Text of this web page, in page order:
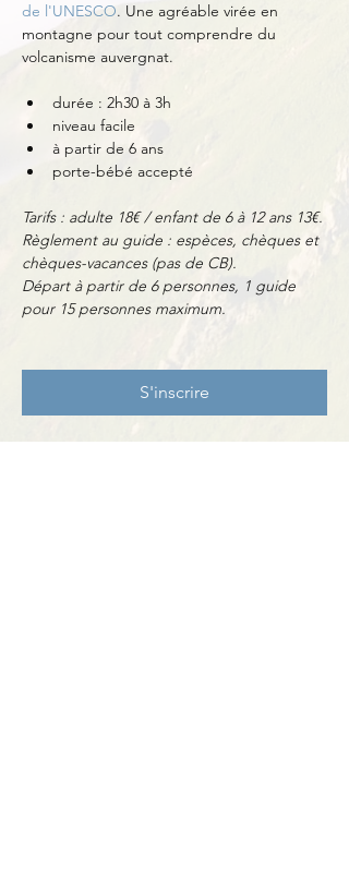
de l'UNESCO. Une agréable virée en
montagne pour tout comprendre du
volcanisme auvergnat.
durée : 2h30 à 3h
niveau facile
à partir de 6 ans
porte-bébé accepté
Tarifs : adulte 18€ / enfant de 6 à 12 ans 13€.
Règlement au guide : espèces, chèques et
chèques-vacances (pas de CB).
Départ à partir de 6 personnes, 1 guide
pour 15 personnes maximum.
S'inscrire